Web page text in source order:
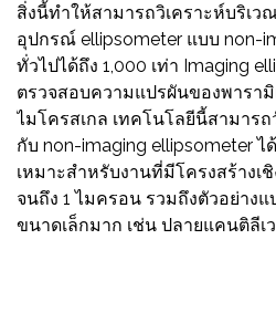
สิ่งนี้ทำให้สามารถวิเคราะห์บริเว
อุปกรณ์ ellipsometer แบบ non-
ทั่วไปได้ถึง 1,000 เท่า Imaging
ตรวจสอบความแปรผันของพารา
ไมโครสเกล เทคโนโลยีนี้สามารถ
กับ non-imaging ellipsometer
เหมาะสำหรับงานที่มีโครงสร้างเ
จนถึง 1 ไมครอน รวมถึงตัวอย่าง
ขนาดเล็กมาก เช่น ปลายแคนติลีเ